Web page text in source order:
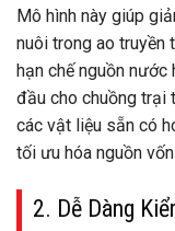
Mô hình này giúp
nuôi trong ao truyền
hạn chế nguồn
đầu cho chuồng trại
các vật liệu sẵn có
tối ưu hóa nguồn
2. Dễ Dàng